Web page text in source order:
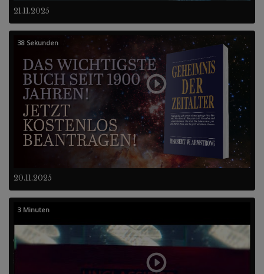
21.11.2025
20.11.2025
38 Sekunden
3 Minuten